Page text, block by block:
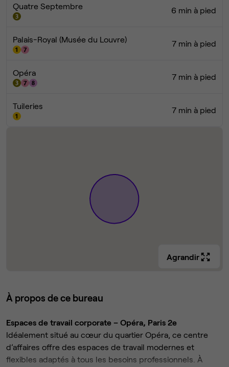
Quatre Septembre 6 min à pied
Palais-Royal (Musée du Louvre) 7 min à pied
Opéra 7 min à pied
Tuileries 7 min à pied
Agrandir
À propos de ce bureau
Espaces de travail corporate – Opéra, Paris 2e
Idéalement situé au cœur du quartier Opéra, ce centre
d’affaires offre des espaces de travail modernes et
flexibles adaptés à tous les besoins professionnels. À